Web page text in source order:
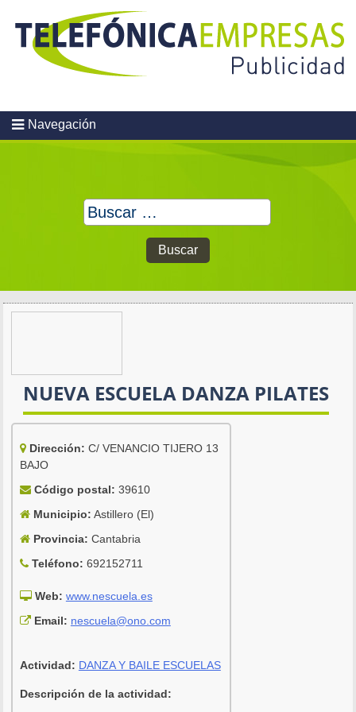
content
Navegación
Buscar:
NUEVA ESCUELA DANZA PILATES
Dirección: C/ VENANCIO TIJERO 13
BAJO
Código postal: 39610
Municipio: Astillero (El)
Provincia: Cantabria
Teléfono: 692152711
Web: www.nescuela.es
Email: nescuela@ono.com
Actividad: DANZA Y BAILE ESCUELAS
Descripción de la actividad: